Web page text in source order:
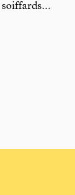
soiffards...